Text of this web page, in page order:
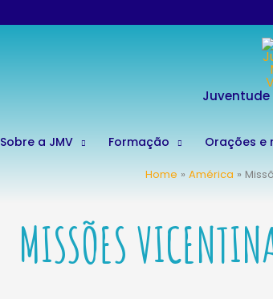
Sobre a JMV Formação Orações e
Home América
MISSÕES